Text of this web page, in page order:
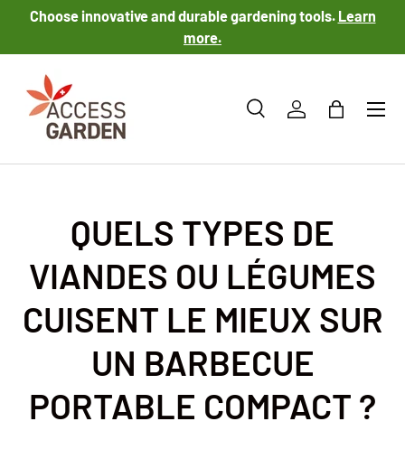
Choose innovative and durable gardening tools. Learn
more.
Search
Product type
SearchLog inBag
Menu
QUELS TYPES DE
VIANDES OU LÉGUMES
CUISENT LE MIEUX SUR
UN BARBECUE
PORTABLE COMPACT ?